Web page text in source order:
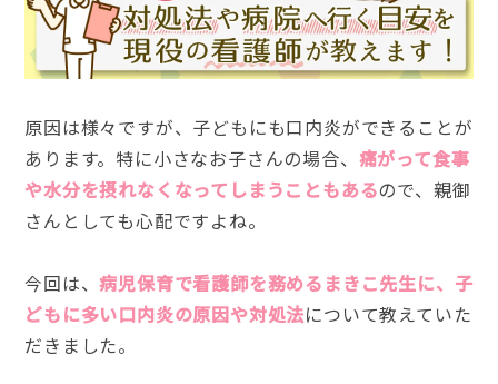
原因は様々ですが、子どもにも口内炎ができることが
あります。特に小さなお子さんの場合、 痛がって食事
や水分を摂れなくなってしまうこともあるので、親御
さんとしても心配ですよね。
今回は、病児保育で看護師を務めるまきこ先生に、子
どもに多い口内炎の原因や対処法について教えていた
だきました。